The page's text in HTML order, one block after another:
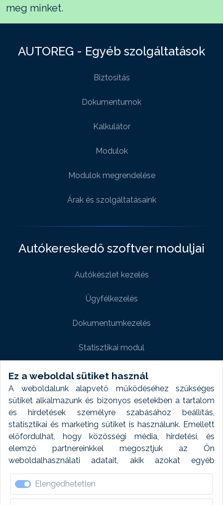
Ez a weboldal sütiket használ
A weboldalunk alapvető működéséhez szükséges
sütiket alkalmazunk és bizonyos esetekben a tartalom
és hirdetések személyre szabásához beállítás,
statisztikai és marketing sütiket is használunk. Emellett
előfordulhat, hogy közösségi média, hirdetési, és
elemző partnereinkkel megosztjuk az Ön
weboldalhasználati adatait, akik azokat egyéb
forrásokból gyűjtött adatokkal kombinálhatják. A sütik
elfogadásával kapcsolatosan naplózást végzünk és
ezen adatokat 6 hónap után automatikusan töröljük. A
Elengedhetetlen
meg minket.
AUTOREG - Egyéb szolgáltatások
Biztositás
Dokumentumok
Kalkulátor
Modulok
Modulok megrendelése
Árak és szolgáltatásaink
Autókereskedő szoftver moduljai
Autókészlet kezelés
Ügyfélkezelés
Dokumentumkezelés
Statisztikai modul
Weboldal modul
Fényképtár extra modul
Autómosó modul
Feladatütemezés